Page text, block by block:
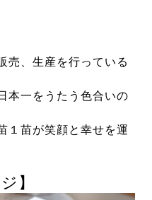
売、生産を行っている
本一をうたう色合いの
１苗が笑顔と幸せを運
】